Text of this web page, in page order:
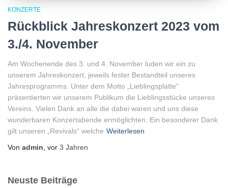
KONZERTE
Rückblick Jahreskonzert 2023 vom
3./4. November
Am Wochenende des 3. und 4. November luden wir ein zu
unserem Jahreskonzert, jeweils fester Bestandteil unseres
Jahresprogramms. Unter dem Motto „Lieblingsplatte“
präsentierten wir unserem Publikum die Lieblingsstücke unseres
Vereins. Vielen Dank an alle die dabei waren und uns diese
wunderbaren Konzertabende ermöglichten. Ein besonderer Dank
gilt unseren „Revivals“ welche Weiterlesen
Von admin, vor 3 Jahren
Neuste Beiträge